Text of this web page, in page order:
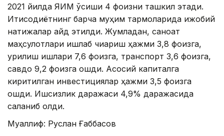
2021 йилда ЯИМ ўсиши 4 фоизни ташкил этади.
Иқтисодиётнинг барча муҳим тармоқларида ижобий
натижалар қайд этилди. Жумладан, саноат
маҳсулотлари ишлаб чиқариш ҳажми 3,8 фоизга,
қурилиш ишлари 7,6 фоизга, транспорт 3,6 фоизга,
савдо 9,2 фоизга ошди. Асосий капиталга
киритилган инвестициялар ҳажми 3,5 фоизга
ошди. Ишсизлик даражаси 4,9% даражасида
сақланиб қолди.
Муаллиф: Руслан Ғаббасов